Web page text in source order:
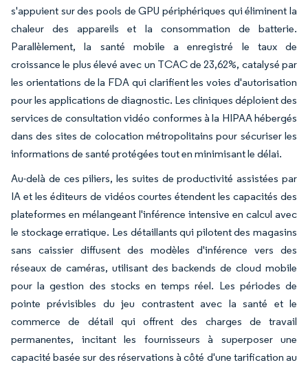
s'appuient sur des pools de GPU périphériques qui éliminent la
chaleur des appareils et la consommation de batterie.
Parallèlement, la santé mobile a enregistré le taux de
croissance le plus élevé avec un TCAC de 23,62%, catalysé par
les orientations de la FDA qui clarifient les voies d'autorisation
pour les applications de diagnostic. Les cliniques déploient des
services de consultation vidéo conformes à la HIPAA hébergés
dans des sites de colocation métropolitains pour sécuriser les
informations de santé protégées tout en minimisant le délai.
Au-delà de ces piliers, les suites de productivité assistées par
IA et les éditeurs de vidéos courtes étendent les capacités des
plateformes en mélangeant l'inférence intensive en calcul avec
le stockage erratique. Les détaillants qui pilotent des magasins
sans caissier diffusent des modèles d'inférence vers des
réseaux de caméras, utilisant des backends de cloud mobile
pour la gestion des stocks en temps réel. Les périodes de
pointe prévisibles du jeu contrastent avec la santé et le
commerce de détail qui offrent des charges de travail
permanentes, incitant les fournisseurs à superposer une
capacité basée sur des réservations à côté d'une tarification au